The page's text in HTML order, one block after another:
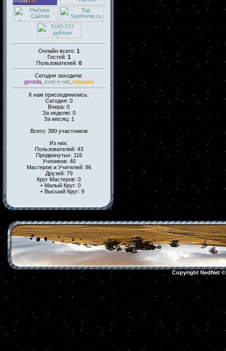
Онлайн всего: 1
Гостей: 1
Пользователей: 0
Сегодня заходили:
gsreda, svet-v-net, lubasha
К нам присоединились:
Сегодня: 0
Вчера: 0
За неделю: 0
За месяц: 1
Всего: 380 участников
Из них:
Пользователей: 43
Продвинутых: 116
Учеников: 40
Мастеров и Учителей: 86
Друзей: 79
Круг Мастеров: 0
+ Малый Круг: 0
+ Высший Круг: 9
Copyright NedNet